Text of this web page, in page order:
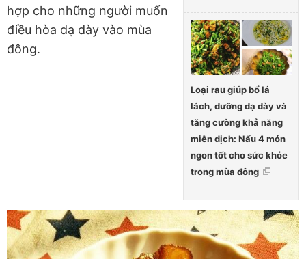
Loại rau giúp bổ lá
lách, dưỡng dạ dày và
tăng cường khả năng
miễn dịch: Nấu 4 món
ngon tốt cho sức khỏe
trong mùa đông
hợp cho những người muốn
điều hòa dạ dày vào mùa
đông.